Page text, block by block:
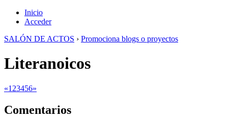
Inicio
Acceder
SALÓN DE ACTOS › Promociona blogs o proyectos
Literanoicos
«1 23456»
Comentarios